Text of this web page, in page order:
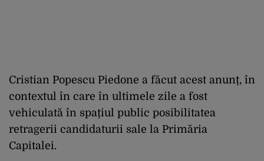
Cristian Popescu Piedone a făcut acest anunț, în
contextul în care în ultimele zile a fost
vehiculată în spațiul public posibilitatea
retragerii candidaturii sale la Primăria
Capitalei.